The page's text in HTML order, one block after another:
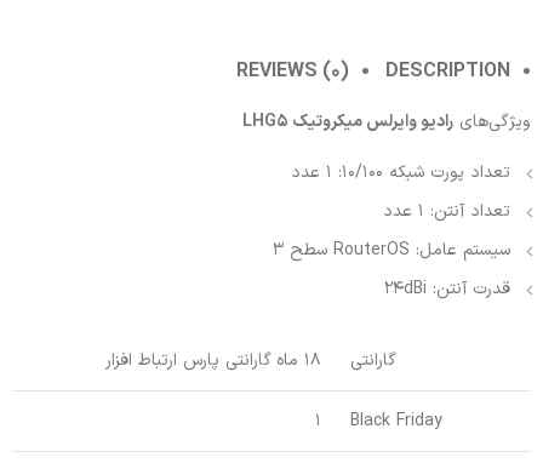
DESCRIPTION
REVIEWS (0)
ویژگی‌های رادیو وایرلس میکروتیک LHG5
تعداد پورت شبکه 10/100: 1 عدد
تعداد آنتن: 1 عدد
سیستم عامل: RouterOS سطح 3
قدرت آنتن: 24dBi
گارانتی 18 ماه گارانتی پارس ارتباط افزار
Black Friday
1